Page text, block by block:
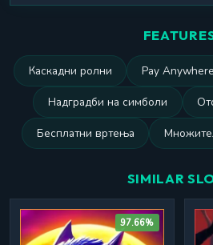
Каскадни ролни Pay Anywhere
Надградби на симболи
Бесплатни вртења
SIMILAR
97.66%